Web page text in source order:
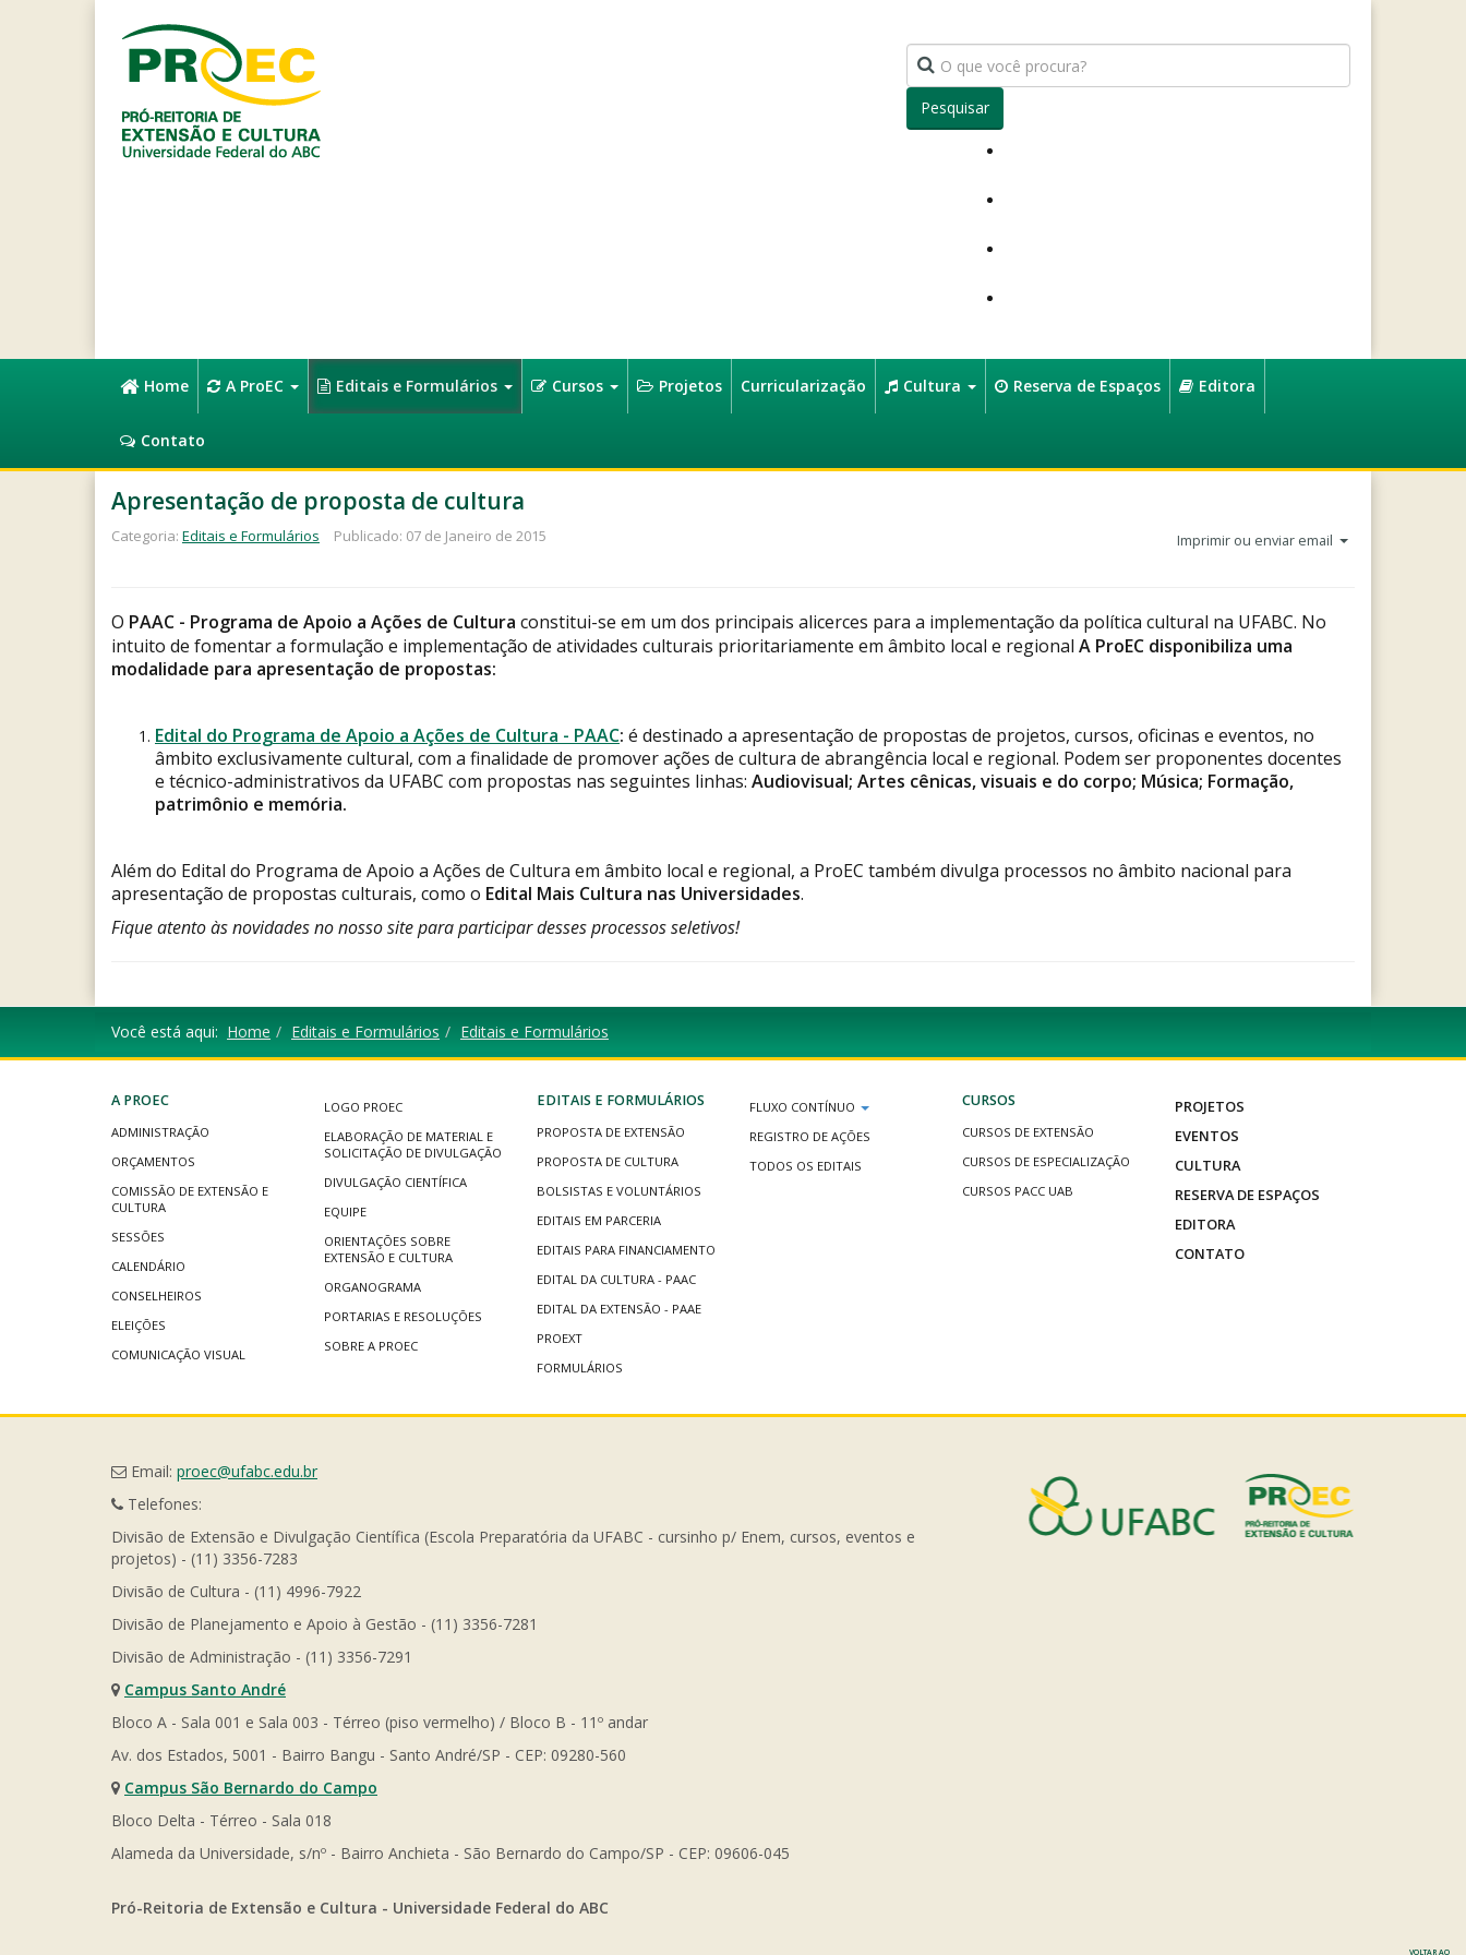
Pesquisar
Home A ProEC Editais e Formulários Cursos Projetos Curricularização Cultura Reserva de Espaços Editora
Contato
Apresentação de proposta de cultura
Imprimir ou enviar email
Categoria: Editais e Formulários Publicado: 07 de Janeiro de 2015
O PAAC - Programa de Apoio a Ações de Cultura constitui-se em um dos principais alicerces para a implementação da política cultural na UFABC. No
intuito de fomentar a formulação e implementação de atividades culturais prioritariamente em âmbito local e regional A ProEC disponibiliza uma
modalidade para apresentação de propostas:
Edital do Programa de Apoio a Ações de Cultura - PAAC: é destinado a apresentação de propostas de projetos, cursos, oficinas e eventos, no
âmbito exclusivamente cultural, com a finalidade de promover ações de cultura de abrangência local e regional. Podem ser proponentes docentes
e técnico-administrativos da UFABC com propostas nas seguintes linhas: Audiovisual; Artes cênicas, visuais e do corpo; Música; Formação,
patrimônio e memória.
Além do Edital do Programa de Apoio a Ações de Cultura em âmbito local e regional, a ProEC também divulga processos no âmbito nacional para
apresentação de propostas culturais, como o Edital Mais Cultura nas Universidades.
Fique atento às novidades no nosso site para participar desses processos seletivos!
Você está aqui: Home Editais e Formulários Editais e Formulários
A PROEC
ADMINISTRAÇÃO
ORÇAMENTOS
COMISSÃO DE EXTENSÃO E
CULTURA
SESSÕES
CALENDÁRIO
CONSELHEIROS
ELEIÇÕES
COMUNICAÇÃO VISUAL
LOGO PROEC
ELABORAÇÃO DE MATERIAL E
SOLICITAÇÃO DE DIVULGAÇÃO
DIVULGAÇÃO CIENTÍFICA
EQUIPE
ORIENTAÇÕES SOBRE
EXTENSÃO E CULTURA
ORGANOGRAMA
PORTARIAS E RESOLUÇÕES
SOBRE A PROEC
EDITAIS E FORMULÁRIOS
PROPOSTA DE EXTENSÃO
PROPOSTA DE CULTURA
BOLSISTAS E VOLUNTÁRIOS
EDITAIS EM PARCERIA
EDITAIS PARA FINANCIAMENTO
EDITAL DA CULTURA - PAAC
EDITAL DA EXTENSÃO - PAAE
PROEXT
FORMULÁRIOS
FLUXO CONTÍNUO
REGISTRO DE AÇÕES
TODOS OS EDITAIS
CURSOS
CURSOS DE EXTENSÃO
CURSOS DE ESPECIALIZAÇÃO
CURSOS PACC UAB
PROJETOS
EVENTOS
CULTURA
RESERVA DE ESPAÇOS
EDITORA
CONTATO
Email: proec@ufabc.edu.br
Telefones:
Divisão de Extensão e Divulgação Científica (Escola Preparatória da UFABC - cursinho p/ Enem, cursos, eventos e
projetos) - (11) 3356-7283
Divisão de Cultura - (11) 4996-7922
Divisão de Planejamento e Apoio à Gestão - (11) 3356-7281
Divisão de Administração - (11) 3356-7291
Campus Santo André
Bloco A - Sala 001 e Sala 003 - Térreo (piso vermelho) / Bloco B - 11º andar
Av. dos Estados, 5001 - Bairro Bangu - Santo André/SP - CEP: 09280-560
Campus São Bernardo do Campo
Bloco Delta - Térreo - Sala 018
Alameda da Universidade, s/nº - Bairro Anchieta - São Bernardo do Campo/SP - CEP: 09606-045
Pró-Reitoria de Extensão e Cultura - Universidade Federal do ABC